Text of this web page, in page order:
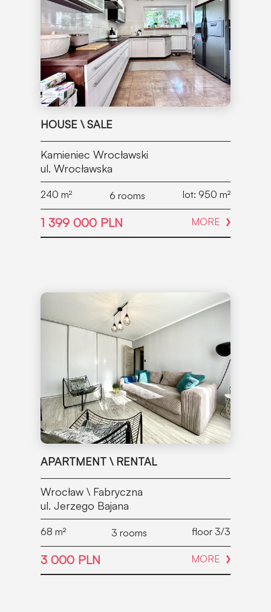
HOUSE \ SALE
Kamieniec Wrocławski
ul. Wrocławska
240 m² 6 rooms lot: 950 m²
1 399 000 PLN MORE
APARTMENT \ RENTAL
Wrocław \ Fabryczna
ul. Jerzego Bajana
68 m² 3 rooms floor 3/3
3 000 PLN MORE